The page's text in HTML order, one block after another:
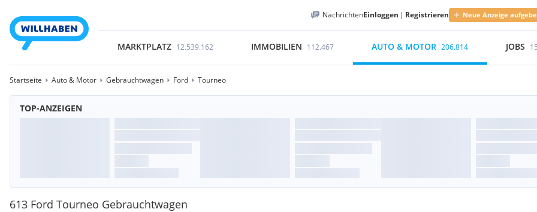
NachrichtenEinloggen | Registrieren Neue Anzeige
MARKTPLATZ 12.539.162 IMMOBILIEN 112.467 AUTO & MOTOR 206.814 JOBS
Startseite Auto & Motor Gebrauchtwagen Ford Tourneo
TOP-ANZEIGEN
613 Ford Tourneo Gebrauchtwagen